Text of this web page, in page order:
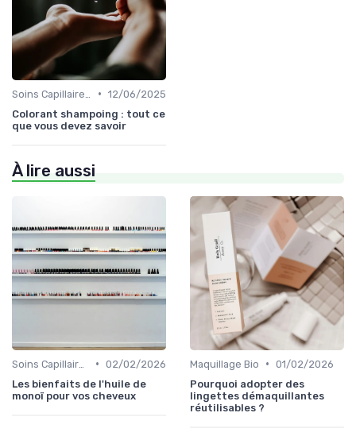
• 12/06/2025
Colorant shampoing : tout ce
que vous devez savoir
À lire aussi
• 02/02/2026
Les bienfaits de l'huile de
monoï pour vos cheveux
Maquillage Bio • 01/02/2026
Pourquoi adopter des
lingettes démaquillantes
réutilisables ?